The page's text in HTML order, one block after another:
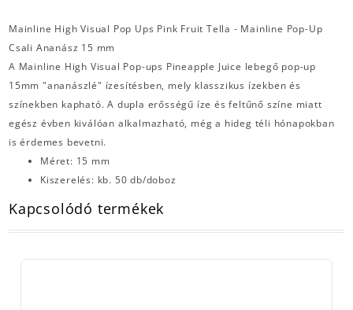
Mainline High Visual Pop Ups Pink Fruit Tella - Mainline Pop-Up
Csali Ananász 15 mm
A Mainline High Visual Pop-ups Pineapple Juice lebegő pop-up
15mm "ananászlé" ízesítésben, mely klasszikus ízekben és
színekben kapható. A dupla erősségű íze és feltűnő színe miatt
egész évben kiválóan alkalmazható, még a hideg téli hónapokban
is érdemes bevetni.
Méret: 15 mm
Kiszerelés: kb. 50 db/doboz
Kapcsolódó termékek